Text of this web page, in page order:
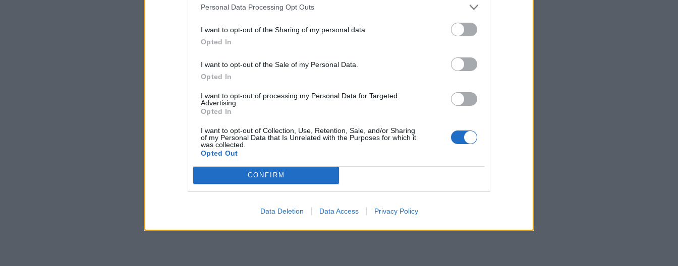
Personal Data Processing Opt Outs
I want to opt-out of the Sharing of my personal data.
Opted In
I want to opt-out of the Sale of my Personal Data.
Opted In
I want to opt-out of processing my Personal Data for Targeted
Advertising.
Opted In
I want to opt-out of Collection, Use, Retention, Sale, and/or Sharing
of my Personal Data that Is Unrelated with the Purposes for which it
was collected.
Opted Out
CONFIRM
Data Deletion Data Access Privacy Policy